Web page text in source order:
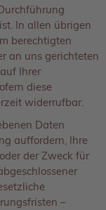
In allen übrigen
berechtigten
an uns gerichteten
Ihrer
diese
widerrufbar.
Daten
auffordern, Ihre
der Zweck für
–